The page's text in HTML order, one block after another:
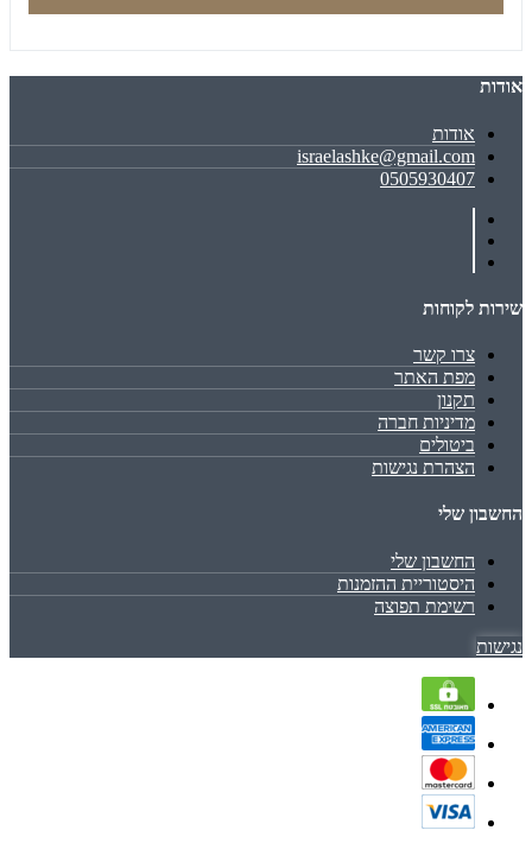
אודות
אודות
israelashke@gmail.com
0505930407
שירות לקוחות
צרו קשר
מפת האתר
תקנון
מדיניות חברה
ביטולים
הצהרת נגישות
החשבון שלי
החשבון שלי
היסטוריית ההזמנות
רשימת תפוצה
נגישות